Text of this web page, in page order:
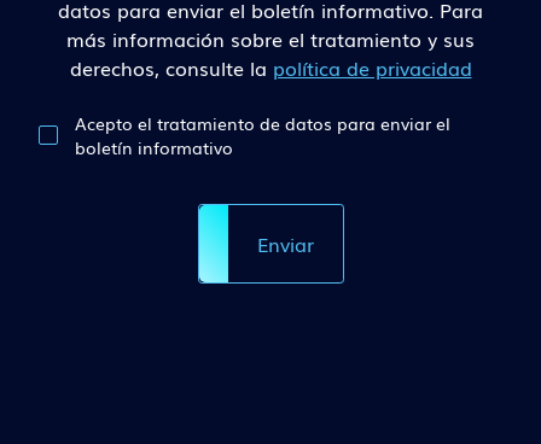
datos para enviar el boletín informativo. Para
más información sobre el tratamiento y sus
derechos, consulte la política de privacidad
Acepto el tratamiento de datos para enviar el
boletín informativo
Enviar